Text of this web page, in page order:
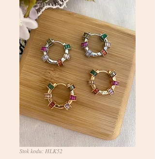
Stok kodu: HLK52